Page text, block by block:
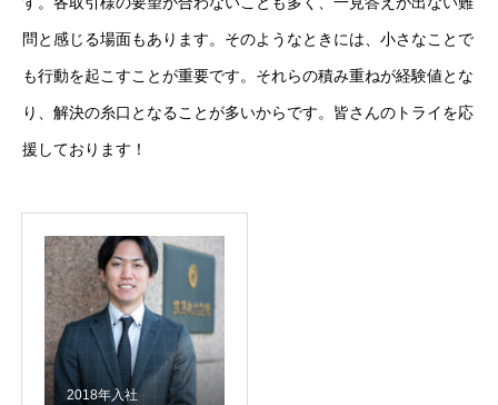
問と感じる場面もあります。そのようなときには、小さなことで
も行動を起こすことが重要です。それらの積み重ねが経験値とな
り、解決の糸口となることが多いからです。皆さんのトライを応
援しております！
2018年入社